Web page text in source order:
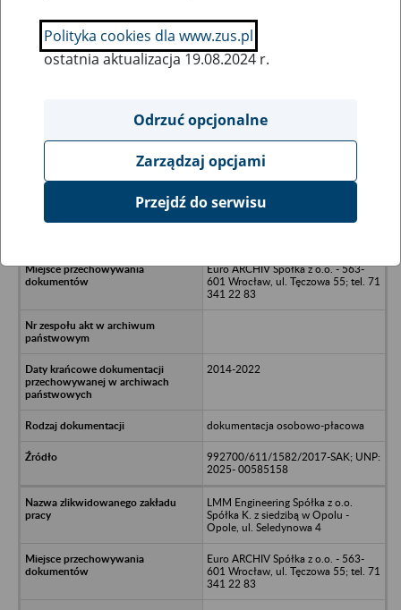
SZUKAJ
Ukryj wszystkie pozycje bazy
Medycyna Pracy - Warszawa, Aleje
Euro ARCHIV Spółka z o.o. - 563-
601 Wrocław, ul. Tęczowa 55; tel. 71
341 22 83
2014-2022
dokumentacja osobowo-płacowa
992700/611/1582/2017-SAK; UNP:
2025- 00585158
LMM Engineering Spółka z o.o.
Spółka K. z siedzibą w Opolu -
Opole, ul. Seledynowa 4
Euro ARCHIV Spółka z o.o. - 563-
601 Wrocław, ul. Tęczowa 55; tel. 71
341 22 83
Polityka cookies dla www.zus.pl
ostatnia aktualizacja 19.08.2024 r.
Odrzuć opcjonalne
Zarządzaj opcjami
Przejdź do serwisu